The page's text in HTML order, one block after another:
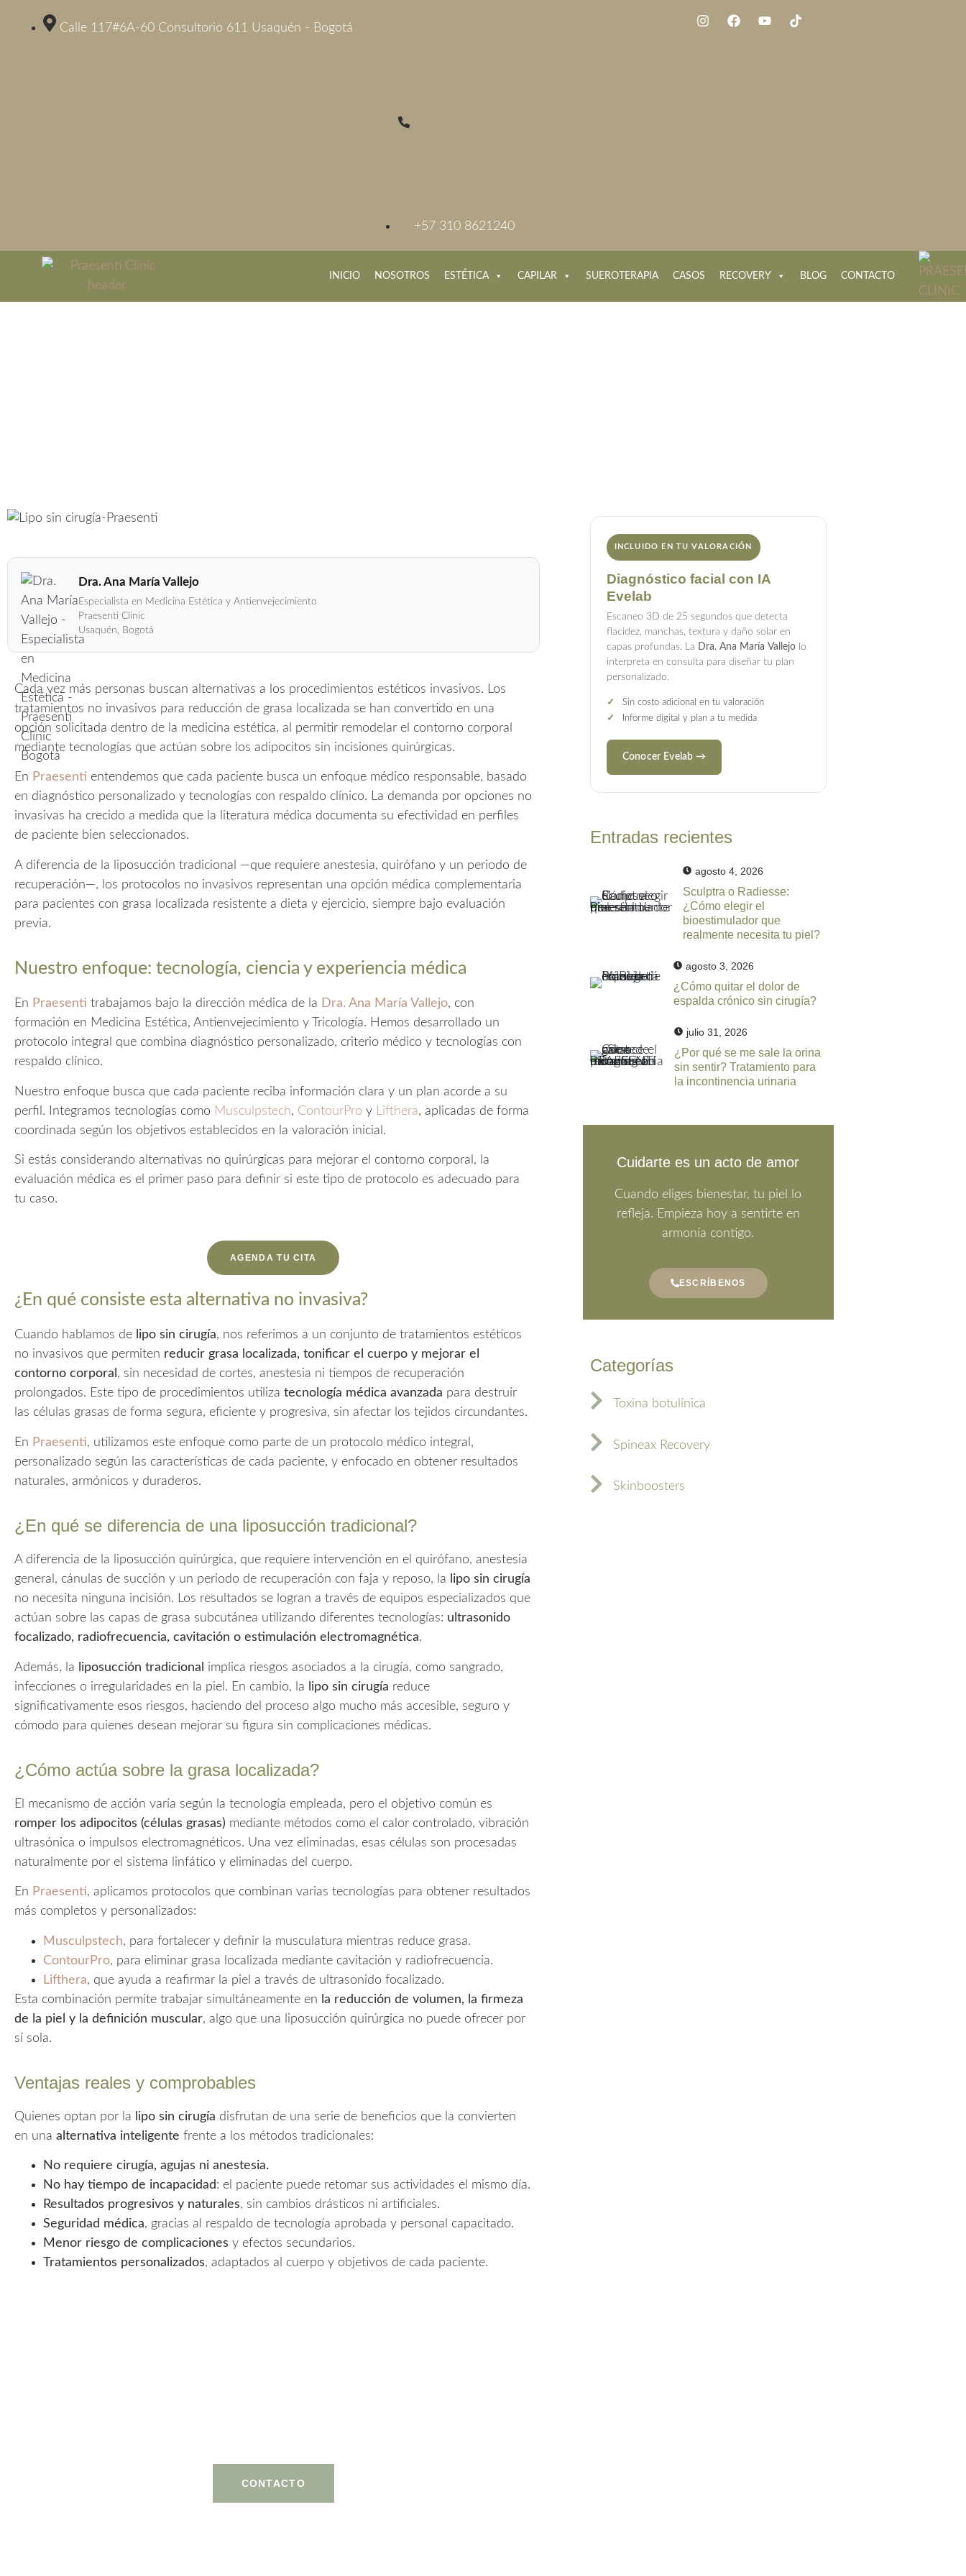
Calle 117#6A-60 Consultorio 611 Usaquén - Bogotá
+57 310 8621240
INICIO NOSOTROS ESTÉTICA CAPILAR SUEROTERAPIA CASOS RECOVERY BLOG CONTACTO
Dra. Ana María Vallejo
Especialista en Medicina Estética y Antienvejecimiento
Praesenti Clinic
Usaquén, Bogotá
Cada vez más personas buscan alternativas a los procedimientos estéticos invasivos. Los
tratamientos no invasivos para reducción de grasa localizada se han convertido en una
opción solicitada dentro de la medicina estética, al permitir remodelar el contorno corporal
mediante tecnologías que actúan sobre los adipocitos sin incisiones quirúrgicas.
En Praesenti entendemos que cada paciente busca un enfoque médico responsable, basado
en diagnóstico personalizado y tecnologías con respaldo clínico. La demanda por opciones no
invasivas ha crecido a medida que la literatura médica documenta su efectividad en perfiles
de paciente bien seleccionados.
A diferencia de la liposucción tradicional —que requiere anestesia, quirófano y un periodo de
recuperación—, los protocolos no invasivos representan una opción médica complementaria
para pacientes con grasa localizada resistente a dieta y ejercicio, siempre bajo evaluación
previa.
Nuestro enfoque: tecnología, ciencia y experiencia médica
En Praesenti trabajamos bajo la dirección médica de la Dra. Ana María Vallejo, con
formación en Medicina Estética, Antienvejecimiento y Tricología. Hemos desarrollado un
protocolo integral que combina diagnóstico personalizado, criterio médico y tecnologías con
respaldo clínico.
Nuestro enfoque busca que cada paciente reciba información clara y un plan acorde a su
perfil. Integramos tecnologías como Musculpstech, ContourPro y Lifthera, aplicadas de forma
coordinada según los objetivos establecidos en la valoración inicial.
Si estás considerando alternativas no quirúrgicas para mejorar el contorno corporal, la
evaluación médica es el primer paso para definir si este tipo de protocolo es adecuado para
tu caso.
AGENDA TU CITA
¿En qué consiste esta alternativa no invasiva?
Cuando hablamos de lipo sin cirugía, nos referimos a un conjunto de tratamientos estéticos
no invasivos que permiten reducir grasa localizada, tonificar el cuerpo y mejorar el
contorno corporal , sin necesidad de cortes, anestesia ni tiempos de recuperación
prolongados. Este tipo de procedimientos utiliza tecnología médica avanzada para destruir
las células grasas de forma segura, eficiente y progresiva, sin afectar los tejidos circundantes.
En Praesenti, utilizamos este enfoque como parte de un protocolo médico integral,
personalizado según las características de cada paciente, y enfocado en obtener resultados
naturales, armónicos y duraderos.
¿En qué se diferencia de una liposucción tradicional?
A diferencia de la liposucción quirúrgica, que requiere intervención en el quirófano, anestesia
general, cánulas de succión y un periodo de recuperación con faja y reposo, la
lipo sin cirugía
no necesita ninguna incisión. Los resultados se logran a través de equipos especializados que
actúan sobre las capas de grasa subcutánea utilizando diferentes tecnologías: ultrasonido
focalizado, radiofrecuencia, cavitación o estimulación electromagnética.
Además, la liposucción tradicional
implica riesgos asociados a la cirugía, como sangrado,
infecciones o irregularidades en la piel. En cambio, la
lipo sin cirugía reduce
significativamente esos riesgos, haciendo del proceso algo mucho más accesible, seguro y
cómodo para quienes desean mejorar su figura sin complicaciones médicas.
¿Cómo actúa sobre la grasa localizada?
El mecanismo de acción varía según la tecnología empleada, pero el objetivo común es
romper los adipocitos (células grasas) mediante métodos como el calor controlado, vibración
ultrasónica o impulsos electromagnéticos. Una vez eliminadas, esas células son procesadas
naturalmente por el sistema linfático y eliminadas del cuerpo.
En Praesenti, aplicamos protocolos que combinan varias tecnologías para obtener resultados
más completos y personalizados:
Musculpstech, para fortalecer y definir la musculatura mientras reduce grasa.
ContourPro, para eliminar grasa localizada mediante cavitación y radiofrecuencia.
Lifthera, que ayuda a reafirmar la piel a través de ultrasonido focalizado.
Esta combinación permite trabajar simultáneamente en la reducción de volumen, la firmeza
de la piel y la definición muscular, algo que una liposucción quirúrgica no puede ofrecer por
sí sola.
Ventajas reales y comprobables
Quienes optan por la lipo sin cirugía disfrutan de una serie de beneficios que la convierten
en una alternativa inteligente frente a los métodos tradicionales:
No requiere cirugía, agujas ni anestesia.
No hay tiempo de incapacidad: el paciente puede retomar sus actividades el mismo día.
Resultados progresivos y naturales, sin cambios drásticos ni artificiales.
Seguridad médica, gracias al respaldo de tecnología aprobada y personal capacitado.
Menor riesgo de complicaciones y efectos secundarios.
Tratamientos personalizados, adaptados al cuerpo y objetivos de cada paciente.
CONTACTO
INCLUIDO EN TU VALORACIÓN
Diagnóstico facial con IA
Evelab
Escaneo 3D de 25 segundos que detecta
flacidez, manchas, textura y daño solar en
capas profundas. La Dra. Ana María Vallejolo
interpreta en consulta para diseñar tu plan
personalizado.
✓
Sin costo adicional en tu valoración
✓
Informe digital y plan a tu medida
Conocer Evelab →
Entradas recientes
agosto 4, 2026
Sculptra o Radiesse:
¿Cómo elegir el
bioestimulador que
realmente necesita tu piel?
agosto 3, 2026
¿Cómo quitar el dolor de
espalda crónico sin cirugía?
julio 31, 2026
¿Por qué se me sale la orina
sin sentir? Tratamiento para
la incontinencia urinaria
Cuidarte es un acto de amor
Cuando eliges bienestar, tu piel lo
refleja. Empieza hoy a sentirte en
armonía contigo.
ESCRÍBENOS
Categorías
Toxina botulínica
Spineax Recovery
Skinboosters